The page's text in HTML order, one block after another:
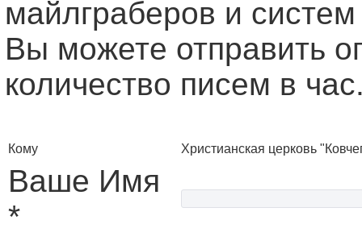
майлграберов и
Вы можете отправить
количество писем в
Кому Христианская церковь
Ваше Имя
*